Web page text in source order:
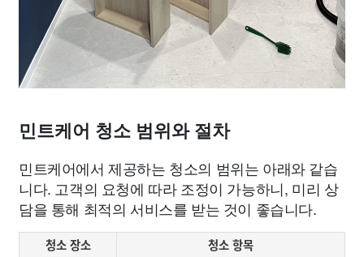
민트케어 청소 범위와 절차
민트케어에서 제공하는 청소의 범위는 아래와 같습
니다. 고객의 요청에 따라 조정이 가능하니, 미리 상
담을 통해 최적의 서비스를 받는 것이 좋습니다.
청소 장소
청소 항목